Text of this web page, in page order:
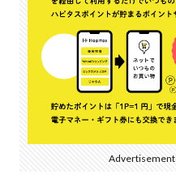
Advertisement